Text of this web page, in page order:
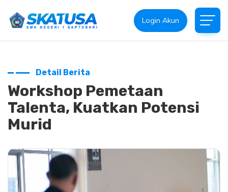
Login Akun
Detail Berita
Workshop Pemetaan
Talenta, Kuatkan Potensi
Murid